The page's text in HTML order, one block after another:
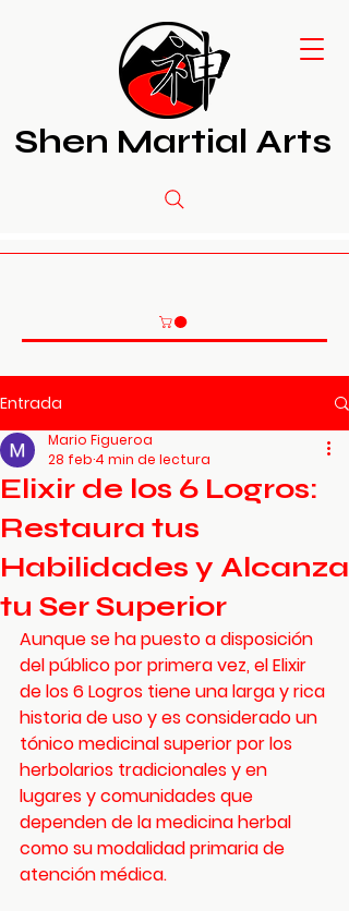
Shen Martial Arts
Entrada
Elixir de los 6 Logros:
Restaura tus
Habilidades y Alcanza
tu Ser Superior
Mario Figueroa
28 feb 4 min de lectura
Aunque se ha puesto a disposición
del público por primera vez, el Elixir
de los 6 Logros tiene una larga y rica
historia de uso y es considerado un
tónico medicinal superior por los
herbolarios tradicionales y en
lugares y comunidades que
dependen de la medicina herbal
como su modalidad primaria de
atención médica.